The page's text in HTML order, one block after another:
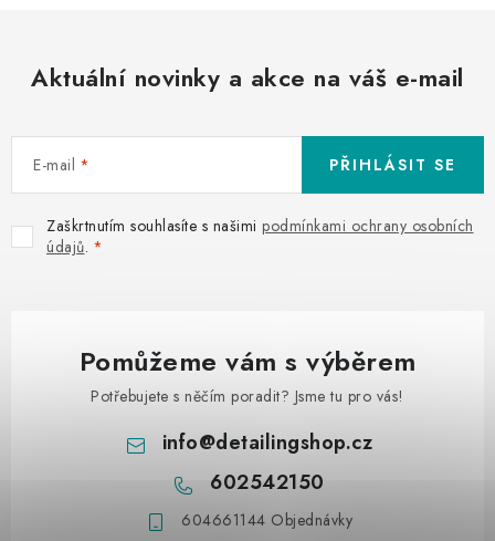
Aktuální novinky a akce na váš e-mail
E-mail
Zaškrtnutím souhlasíte s našimi podmínkami ochrany osobních
údajů.
PŘIHLÁSIT SE
Pomůžeme vám s výběrem
Potřebujete s něčím poradit? Jsme tu pro vás!
info@detailingshop.cz
602542150
604661144 Objednávky